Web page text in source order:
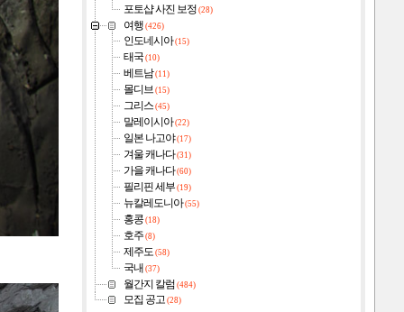
포토샵 사진 보정 (28)
여행 (426)
인도네시아(15)
태국 (10)
베트남(11)
몰디브 (15)
그리스 (45)
말레이시아(22)
일본 나고야(17)
겨울 캐나다(31)
가을 캐나다(60)
필리핀 세부 (19)
뉴칼레도니아(55)
홍콩 (18)
호주 (8)
제주도 (58)
국내 (37)
월간지 칼럼 (484)
모집 공고 (28)